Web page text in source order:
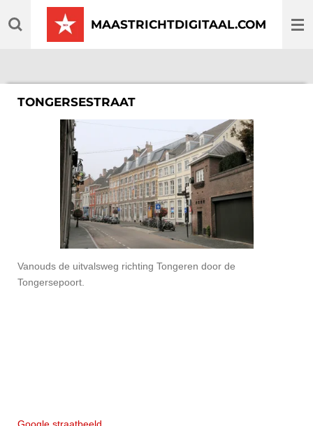
direct
MAASTRICHTDIGITAAL.COM
TONGERSESTRAAT
Vanouds de uitvalsweg richting Tongeren door de
Tongersepoort.
Google straatbeeld